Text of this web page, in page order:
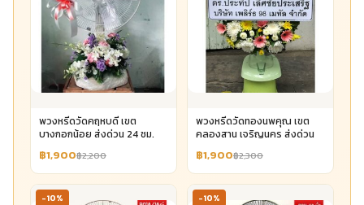
พวงหรีดวัดคฤหบดี เขต
บางกอกน้อย ส่งด่วน 24 ชม.
฿1,900฿2,200
พวงหรีดวัดทองนพคุณ เขต
คลองสาน เจริญนคร ส่งด่วน
฿1,900฿2,300
-10% -10%